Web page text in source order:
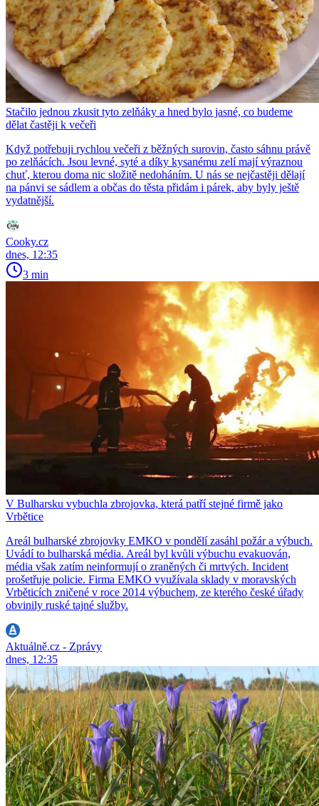
Stačilo jednou zkusit tyto zelňáky a hned bylo jasné, co budeme
dělat častěji k večeři
Když potřebuji rychlou večeři z běžných surovin, často sáhnu právě
po zelňácích. Jsou levné, syté a díky kysanému zelí mají výraznou
chuť, kterou doma nic složitě nedoháním. U nás se nejčastěji dělají
na pánvi se sádlem a občas do těsta přidám i párek, aby byly ještě
vydatnější.
Cooky.cz
dnes, 12:35
3 min
V Bulharsku vybuchla zbrojovka, která patří stejné firmě jako
Vrbětice
Areál bulharské zbrojovky EMKO v pondělí zasáhl požár a výbuch.
Uvádí to bulharská média. Areál byl kvůli výbuchu evakuován,
média však zatím neinformují o zraněných či mrtvých. Incident
prošetřuje policie. Firma EMKO využívala sklady v moravských
Vrběticích zničené v roce 2014 výbuchem, ze kterého české úřady
obvinily ruské tajné služby.
Aktuálně.cz - Zprávy
dnes, 12:35